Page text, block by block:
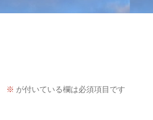
※ が付いている欄は必須項目です